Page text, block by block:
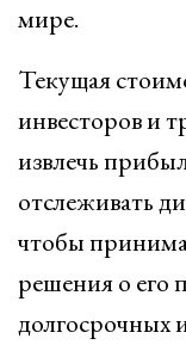
мире.
Текущая
инвесторов и
извлечь
отслеживать
чтобы
решения о его
долгосрочных